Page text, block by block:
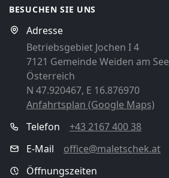
BESUCHEN SIE UNS
Adresse
Betriebsgebiet Jochen I 4
7121 Gemeinde Weiden am See
Österreich
N 47.920467, E 16.876970
Anfahrtsplan (Google Maps)
Telefon
+43 2167 400 38
E-Mail
office@maletschek.at
Öffnungszeiten